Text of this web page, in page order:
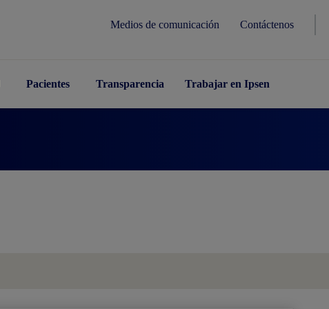
Medios de comunicación
Contáctenos
Pacientes Transparencia Trabajar en Ipsen